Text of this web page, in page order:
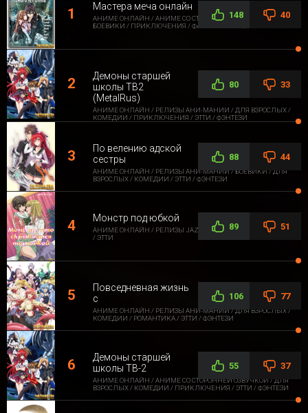
Мастера меча онлайн
АНИМЕ ОНЛАЙН / АНИМЕ СО СТОРОННЕЙ ОЗВУЧКОЙ /
БОЕВИКИ / ПРИКЛЮЧЕНИЯ / ФАНТАСТИКА / ФЭНТЕЗИ
148 40
Демоны старшей
школы ТВ2
(MetalRus)
АНИМЕ ОНЛАЙН / РЕЛИЗЫ АНИ-МАНИИ / ДЛЯ ВЗРОСЛЫХ /
КОМЕДИИ / ПРИКЛЮЧЕНИЯ / ЭТТИ / ФЭНТЕЗИ
80 33
По велению адской
сестры
АНИМЕ ОНЛАЙН / РЕЛИЗЫ АНИ-МАНИИ / БОЕВИКИ / ДЛЯ
ВЗРОСЛЫХ / КОМЕДИИ / ЭТТИ / ФЭНТЕЗИ
88 44
Монстр под юбкой
АНИМЕ ОНЛАЙН / РЕЛИЗЫ JAZZWAY ANIME / ДЛЯ ВЗРОСЛЫХ
/ ЭТТИ
89 51
Повседневная жизнь
с
АНИМЕ ОНЛАЙН / РЕЛИЗЫ АНИ-МАНИИ / ДЛЯ ВЗРОСЛЫХ /
КОМЕДИИ / РОМАНТИКА / ЭТТИ / ФЭНТЕЗИ
106 77
Демоны старшей
школы ТВ-2
АНИМЕ ОНЛАЙН / АНИМЕ СО СТОРОННЕЙ ОЗВУЧКОЙ / ДЛЯ
ВЗРОСЛЫХ / КОМЕДИИ / ПРИКЛЮЧЕНИЯ / ЭТТИ / ФЭНТЕЗИ
55 37